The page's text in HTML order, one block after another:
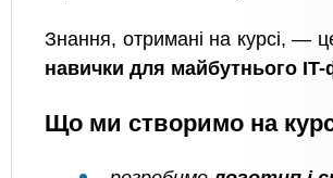
Знання, отримані на курсі, —
навички для майбутнього IT-
Що ми створимо на